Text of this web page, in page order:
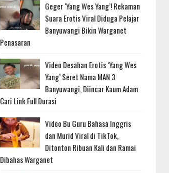
Geger ‘Yang Wes Yang’! Rekaman
Suara Erotis Viral Diduga Pelajar
Banyuwangi Bikin Warganet
Penasaran
Video Desahan Erotis ‘Yang Wes
Yang’ Seret Nama MAN 3
Banyuwangi, Diincar Kaum Adam
Cari Link Full Durasi
Video Bu Guru Bahasa Inggris
dan Murid Viral di TikTok,
Ditonton Ribuan Kali dan Ramai
Dibahas Warganet